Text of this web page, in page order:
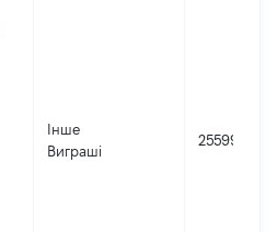
Інше
Виграші
25599